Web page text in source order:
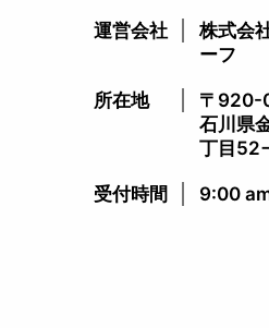
運営会社
株式会
ーフ
所在地
〒920-
石川県
丁目
受付時間​ 9:00